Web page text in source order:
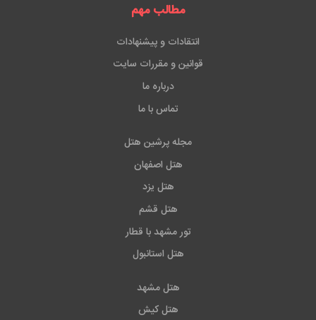
مطالب مهم
انتقادات و پیشنهادات
قوانین و مقررات سایت
درباره ما
تماس با ما
مجله پرشین هتل
هتل اصفهان
هتل یزد
هتل قشم
تور مشهد با قطار
هتل استانبول
هتل مشهد
هتل کیش